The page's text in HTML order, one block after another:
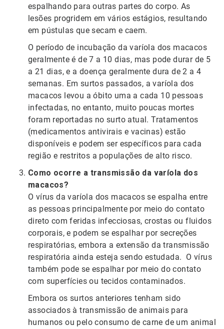
espalhando para outras partes do corpo. As
lesões progridem em vários estágios, resultando
em pústulas que secam e caem.
O período de incubação da varíola dos macacos
geralmente é de 7 a 10 dias, mas pode durar de 5
a 21 dias, e a doença geralmente dura de 2 a 4
semanas. Em surtos passados, a varíola dos
macacos levou a óbito uma a cada 10 pessoas
infectadas, no entanto, muito poucas mortes
foram reportadas no surto atual. Tratamentos
(medicamentos antivirais e vacinas) estão
disponíveis e podem ser específicos para cada
região e restritos a populações de alto risco.
Como ocorre a transmissão da varíola dos
macacos?
O vírus da varíola dos macacos se espalha entre
as pessoas principalmente por meio do contato
direto com feridas infecciosas, crostas ou fluidos
corporais, e podem se espalhar por secreções
respiratórias, embora a extensão da transmissão
respiratória ainda esteja sendo estudada. O vírus
também pode se espalhar por meio do contato
com superfícies ou tecidos contaminados.
Embora os surtos anteriores tenham sido
associados à transmissão de animais para
humanos ou pelo consumo de carne de um animal